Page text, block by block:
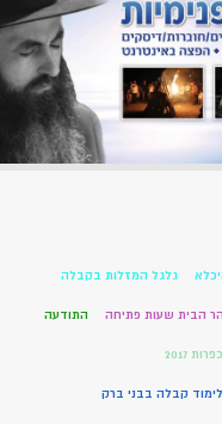
גלגל המזלות בקבלה
הר הבית שעות פתיחה התודעה
כפרות 2017
לימוד קבלה בבני ברק